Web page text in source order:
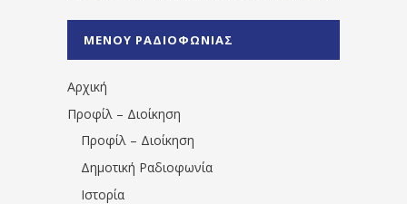
1531194763766854/" artist="" ]
ΜΕΝΟΥ ΡΑΔΙΟΦΩΝΙΑΣ
Αρχική
Προφίλ – Διοίκηση
Προφίλ – Διοίκηση
Δημοτική Ραδιοφωνία
Ιστορία